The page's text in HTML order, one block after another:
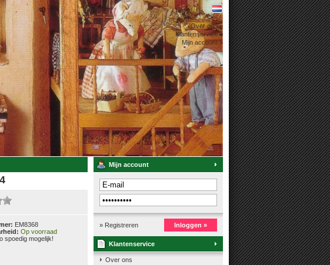
Over ons »
Klantenservice »
Mijn account »
EM8368
Op voorraad
spoedig mogelijk!
Mijn account
» Registreren Inloggen »
Klantenservice
Over ons